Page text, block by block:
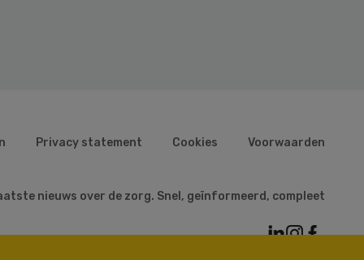
Privacy statement Cookies Voorwaarden
nieuws over de zorg. Snel, geïnformeerd, compleet